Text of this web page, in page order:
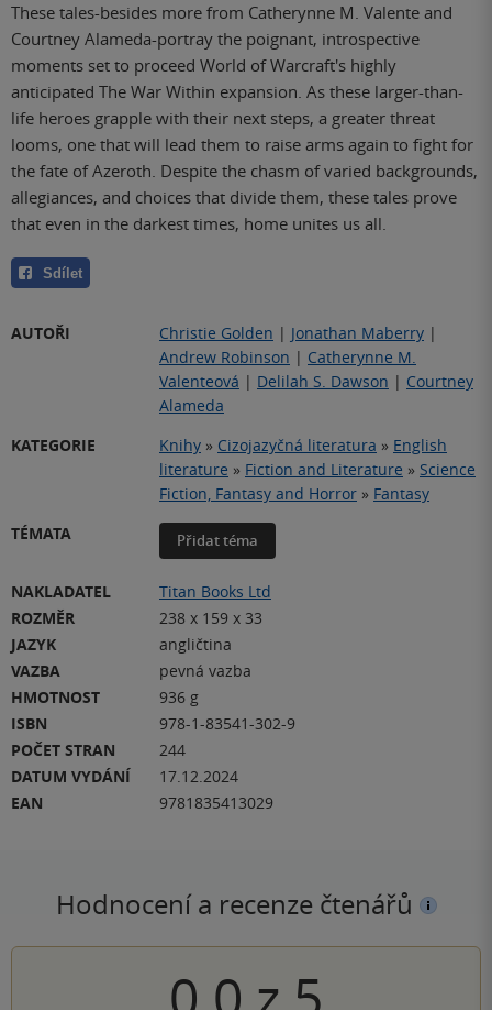
These tales-besides more from Catherynne M. Valente and
Courtney Alameda-portray the poignant, introspective
moments set to proceed World of Warcraft's highly
anticipated The War Within expansion. As these larger-than-
life heroes grapple with their next steps, a greater threat
looms, one that will lead them to raise arms again to fight for
the fate of Azeroth. Despite the chasm of varied backgrounds,
allegiances, and choices that divide them, these tales prove
that even in the darkest times, home unites us all.
Sdílet
AUTOŘI Christie Golden | Jonathan Maberry |
Andrew Robinson | Catherynne M.
Valenteová | Delilah S. Dawson | Courtney
Alameda
KATEGORIE
Knihy » Cizojazyčná literatura » English
literature » Fiction and Literature » Science
Fiction, Fantasy and Horror » Fantasy
TÉMATA
Přidat téma
NAKLADATEL
Titan Books Ltd
ROZMĚR
238 x 159 x 33
JAZYK
angličtina
VAZBA
pevná vazba
HMOTNOST
936 g
ISBN
978-1-83541-302-9
POČET STRAN
244
DATUM VYDÁNÍ
17.12.2024
EAN
9781835413029
Hodnocení a recenze čtenářů